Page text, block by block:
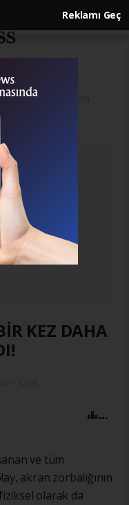
Reklamı Geç
KEZ DAHA
ve tüm
akran zorbalığının
olarak da